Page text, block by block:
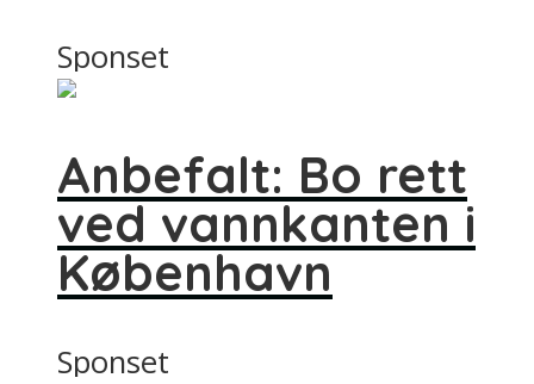
Sponset
Anbefalt: Bo rett
ved vannkanten i
København
Sponset